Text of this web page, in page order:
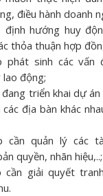
điều hành doanh
định hướng huy
thỏa thuận hợp
phát sinh các
động;
đang triển khai dự
địa bàn khác
cần quản lý các
quyền, nhãn hiệu,..;
cần giải quyết